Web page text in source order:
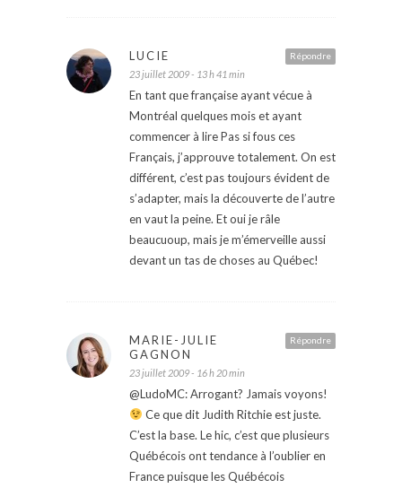
Répondre
LUCIE
23 juillet 2009 - 13 h 41 min
En tant que française ayant vécue à
Montréal quelques mois et ayant
commencer à lire Pas si fous ces
Français, j’approuve totalement. On est
différent, c’est pas toujours évident de
s’adapter, mais la découverte de l’autre
en vaut la peine. Et oui je râle
beaucuoup, mais je m’émerveille aussi
devant un tas de choses au Québec!
Répondre
MARIE-JULIE
GAGNON
23 juillet 2009 - 16 h 20 min
@LudoMC: Arrogant? Jamais voyons!
Ce que dit Judith Ritchie est juste.
C’est la base. Le hic, c’est que plusieurs
Québécois ont tendance à l’oublier en
France puisque les Québécois